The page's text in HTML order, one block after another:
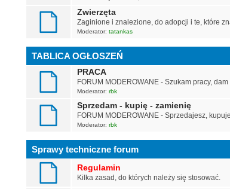
Zwierzęta
Zaginione i znalezione, do adopcji i te, które
Moderator: tatankas
TABLICA OGŁOSZEŃ
PRACA
FORUM MODEROWANE - Szukam pracy,
Moderator: rbk
Sprzedam - kupię - zamienię
FORUM MODEROWANE - Sprzedajesz,
Moderator: rbk
Sprawy techniczne forum
Regulamin
Kilka zasad, do których należy się stosować.